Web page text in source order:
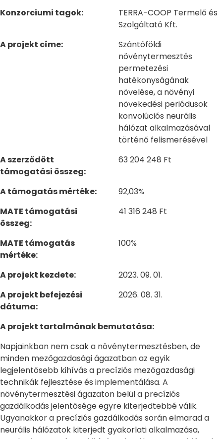
Konzorciumi tagok:
TERRA-COOP Termelő és
Szolgáltató Kft.
A projekt címe:
Szántóföldi
növénytermesztés
permetezési
hatékonyságának
növelése, a növényi
növekedési periódusok
konvolúciós neurális
hálózat alkalmazásával
történő felismerésével
A szerződött
támogatási összeg:
63 204 248 Ft
A támogatás mértéke:
92,03%
MATE támogatási
összeg:
41 316 248 Ft
MATE támogatás
mértéke:
100%
A projekt kezdete:
2023. 09. 01.
A projekt befejezési
dátuma:
2026. 08. 31.
A projekt tartalmának bemutatása:
Napjainkban nem csak a növénytermesztésben, de
minden mezőgazdasági ágazatban az egyik
legjelentősebb kihívás a precíziós mezőgazdasági
technikák fejlesztése és implementálása. A
növénytermesztési ágazaton belül a precíziós
gazdálkodás jelentősége egyre kiterjedtebbé válik.
Ugyanakkor a precíziós gazdálkodás során elmarad a
neurális hálózatok kiterjedt gyakorlati alkalmazása,